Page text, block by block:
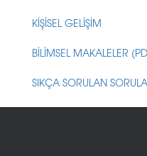
KİŞİSEL GELİŞİM
BİLİMSEL MAKALELER
SIKÇA SORULAN